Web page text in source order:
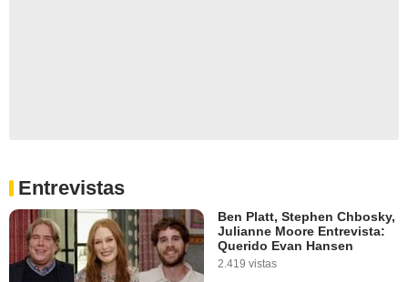
Entrevistas
Ben Platt, Stephen Chbosky,
Julianne Moore Entrevista:
Querido Evan Hansen
2.419 vistas